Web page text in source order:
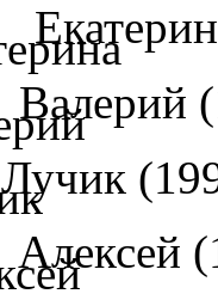
Валерий
Лучик
Алексей